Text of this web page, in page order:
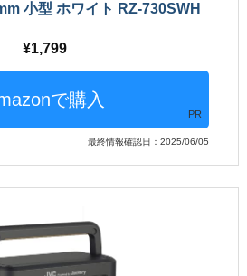
小型 ホワイト RZ-730SWH
1,799
PR
最終情報確認日：2025/06/05